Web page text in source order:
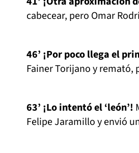
cabecear, pero Omar
46’ ¡Por poco llega el
Fainer Torijano y
63’ ¡Lo intentó el ‘león’!
Felipe Jaramillo y envió